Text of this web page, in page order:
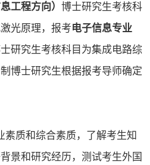
工程方向） 博士研究生考核科
光原理，报考电子信息专业
研究生考核科目为集成电路综
博士研究生根据报考导师确定
质和综合素质， 了解考生知
景和研究经历， 测试考生外国